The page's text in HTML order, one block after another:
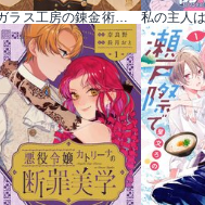
ガラス工房の錬金術師 3巻